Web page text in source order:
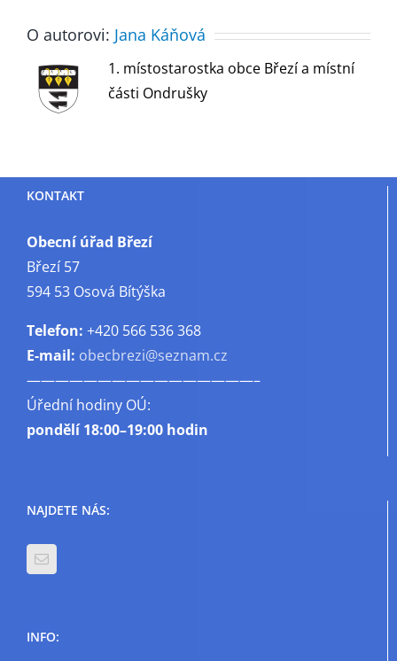
O autorovi: Jana Káňová
1. místostarostka obce Březí a místní
části Ondrušky
KONTAKT
Obecní úřad Březí
Březí 57
594 53 Osová Bítýška
Telefon: +420 566 536 368
E-mail: obecbrezi@seznam.cz
————————————————–
Úřední hodiny OÚ:
pondělí18:00–19:00 hodin
NAJDETE NÁS:
INFO: